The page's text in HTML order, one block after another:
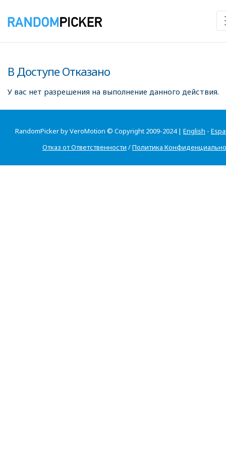
В Доступе Отказано
У вас нет разрешения на выполнение данного действия.
RandomPicker by VeroMotion © Copyright 2009-2024 | English -
Отказ от Ответственности /Политика